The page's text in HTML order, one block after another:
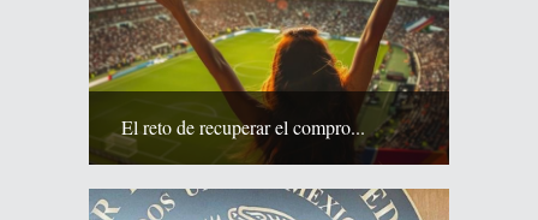
El reto de recuperar el compro...